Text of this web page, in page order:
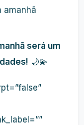
amanhã
será um
🌙💫